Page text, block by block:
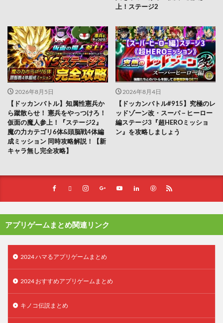
上！ステージ2
2026年8月5日
【ドッカンバトル】知属性憲兵か
ら蹴散らせ！ 憲兵をやっつけろ！
仮面の魔人参上！『ステージ2』
魔の力カテゴリ6体&頭脳戦4体編
成ミッション 同時攻略解説！【新
キャラ無し完全攻略】
2026年8月4日
【ドッカンバトル#915】究極のレ
ッドゾーン改・スーパ－ヒーロー
編ステージ3『超HEROミッショ
ン』を攻略しましょう
アプリゲームまとめ関連リンク
2024 ハマるアプリゲームまとめ
2024 おすすめアプリゲームまとめ
キノコ伝説まとめ